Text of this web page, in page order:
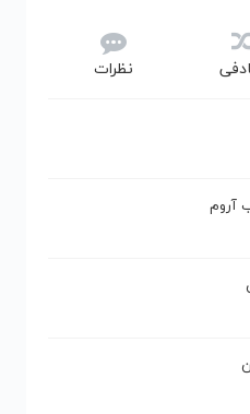
نظرات
آروم